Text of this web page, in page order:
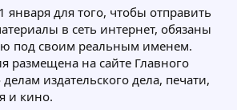
января для того, чтобы отправить
в сеть интернет, обязаны
под своим реальным именем.
размещена на сайте Главного
издательского дела, печати,
и кино.